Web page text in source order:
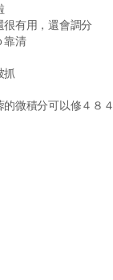
很有用，還會調分
靠清
抓
微積分可以修４８４